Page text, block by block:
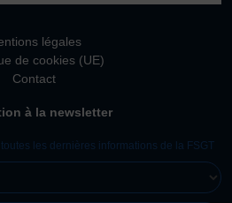
légales
de cookies (UE)
Contact
à la newsletter
les dernières informations de la FSGT
UN